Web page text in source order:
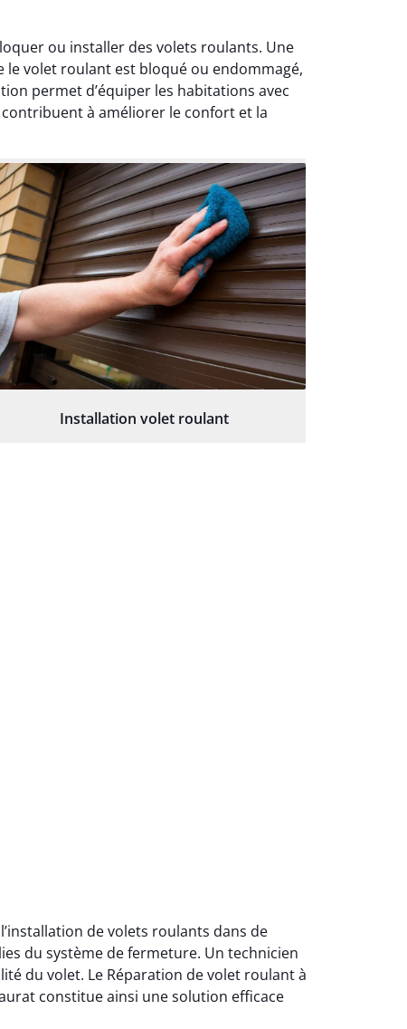
ou installer des volets roulants. Une
le volet roulant est bloqué ou endommagé,
permet d’équiper les habitations avec
à améliorer le confort et la
Installation volet roulant
de volets roulants dans de
du système de fermeture. Un technicien
du volet. Le Réparation de volet roulant à
constitue ainsi une solution efficace